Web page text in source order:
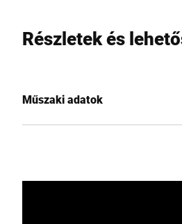
Részletek és
Műszaki adatok